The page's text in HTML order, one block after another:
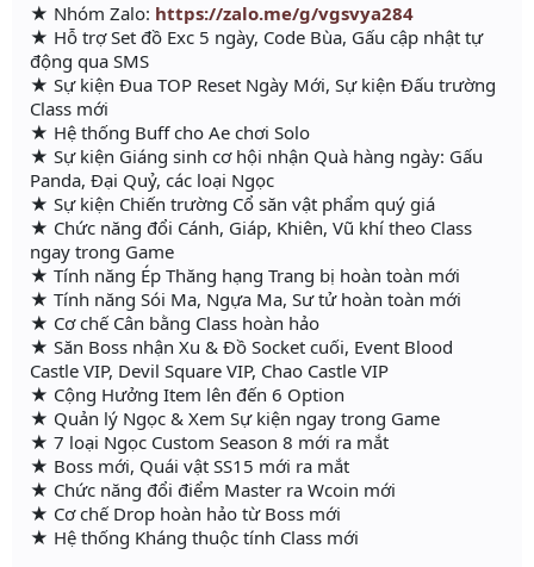
★ Nhóm Zalo: https://zalo.me/g/vgsvya284
★ Hỗ trợ Set đồ Exc 5 ngày, Code Bùa, Gấu cập nhật tự
động qua SMS
★ Sự kiện Đua TOP Reset Ngày Mới, Sự kiện Đấu trường
Class mới
★ Hệ thống Buff cho Ae chơi Solo
★ Sự kiện Giáng sinh cơ hội nhận Quà hàng ngày: Gấu
Panda, Đại Quỷ, các loại Ngọc
★ Sự kiện Chiến trường Cổ săn vật phẩm quý giá
★ Chức năng đổi Cánh, Giáp, Khiên, Vũ khí theo Class
ngay trong Game
★ Tính năng Ép Thăng hạng Trang bị hoàn toàn mới
★ Tính năng Sói Ma, Ngựa Ma, Sư tử hoàn toàn mới
★ Cơ chế Cân bằng Class hoàn hảo
★ Săn Boss nhận Xu & Đồ Socket cuối, Event Blood
Castle VIP, Devil Square VIP, Chao Castle VIP
★ Cộng Hưởng Item lên đến 6 Option
★ Quản lý Ngọc & Xem Sự kiện ngay trong Game
★ 7 loại Ngọc Custom Season 8 mới ra mắt
★ Boss mới, Quái vật SS15 mới ra mắt
★ Chức năng đổi điểm Master ra Wcoin mới
★ Cơ chế Drop hoàn hảo từ Boss mới
★ Hệ thống Kháng thuộc tính Class mới